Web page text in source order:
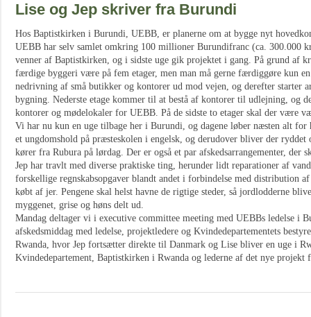
Lise og Jep skriver fra Burundi
Hos Baptistkirken i Burundi, UEBB, er planerne om at bygge nyt
UEBB har selv samlet omkring 100 millioner Burundifranc (ca. 300.000
venner af Baptistkirken, og i sidste uge gik projektet i gang. På grund af
færdige byggeri være på fem etager, men man må gerne færdiggøre kun
nedrivning af små butikker og kontorer ud mod vejen, og derefter starter
bygning. Nederste etage kommer til at bestå af kontorer til udlejning, og
kontorer og mødelokaler for UEBB. På de sidste to etager skal der være
Vi har nu kun en uge tilbage her i Burundi, og dagene løber næsten alt
et ungdomshold på præsteskolen i engelsk, og derudover bliver der
kører fra Rubura på lørdag. Der er også et par afskedsarrangementer, der
Jep har travlt med diverse praktiske ting, herunder lidt reparationer af
forskellige regnskabsopgaver blandt andet i forbindelse med distribution
købt af jer. Pengene skal helst havne de rigtige steder, så jordlodderne
myggenet, grise og høns delt ud.
Mandag deltager vi i executive committee meeting med UEBBs ledelse i
afskedsmiddag med ledelse, projektledere og Kvindedepartementets
Rwanda, hvor Jep fortsætter direkte til Danmark og Lise bliver en uge i
Kvindedepartement, Baptistkirken i Rwanda og lederne af det nye projekt